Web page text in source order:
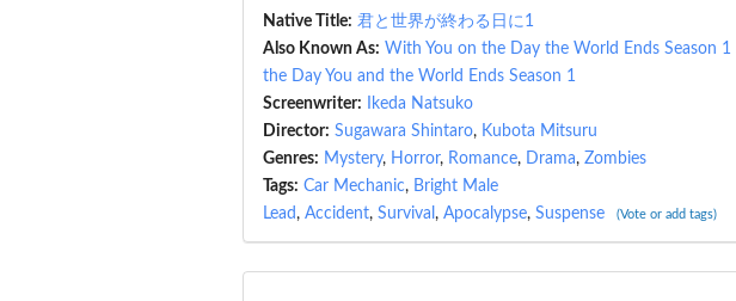
Native Title: 君と世界が終わる日に1
Also Known As: With You on the Day the World Ends Season 1
the Day You and the World Ends Season 1
Screenwriter:
Ikeda Natsuko
Director: Sugawara Shintaro, Kubota Mitsuru
Genres: Mystery, Horror, Romance, Drama,Zombies
Tags: Car Mechanic, Bright Male
Lead , Accident, Survival , Apocalypse, Suspense (Vote or add tags)